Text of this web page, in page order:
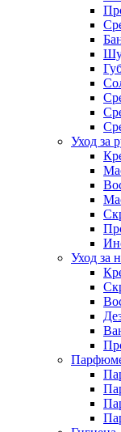
Уход за
Уход за